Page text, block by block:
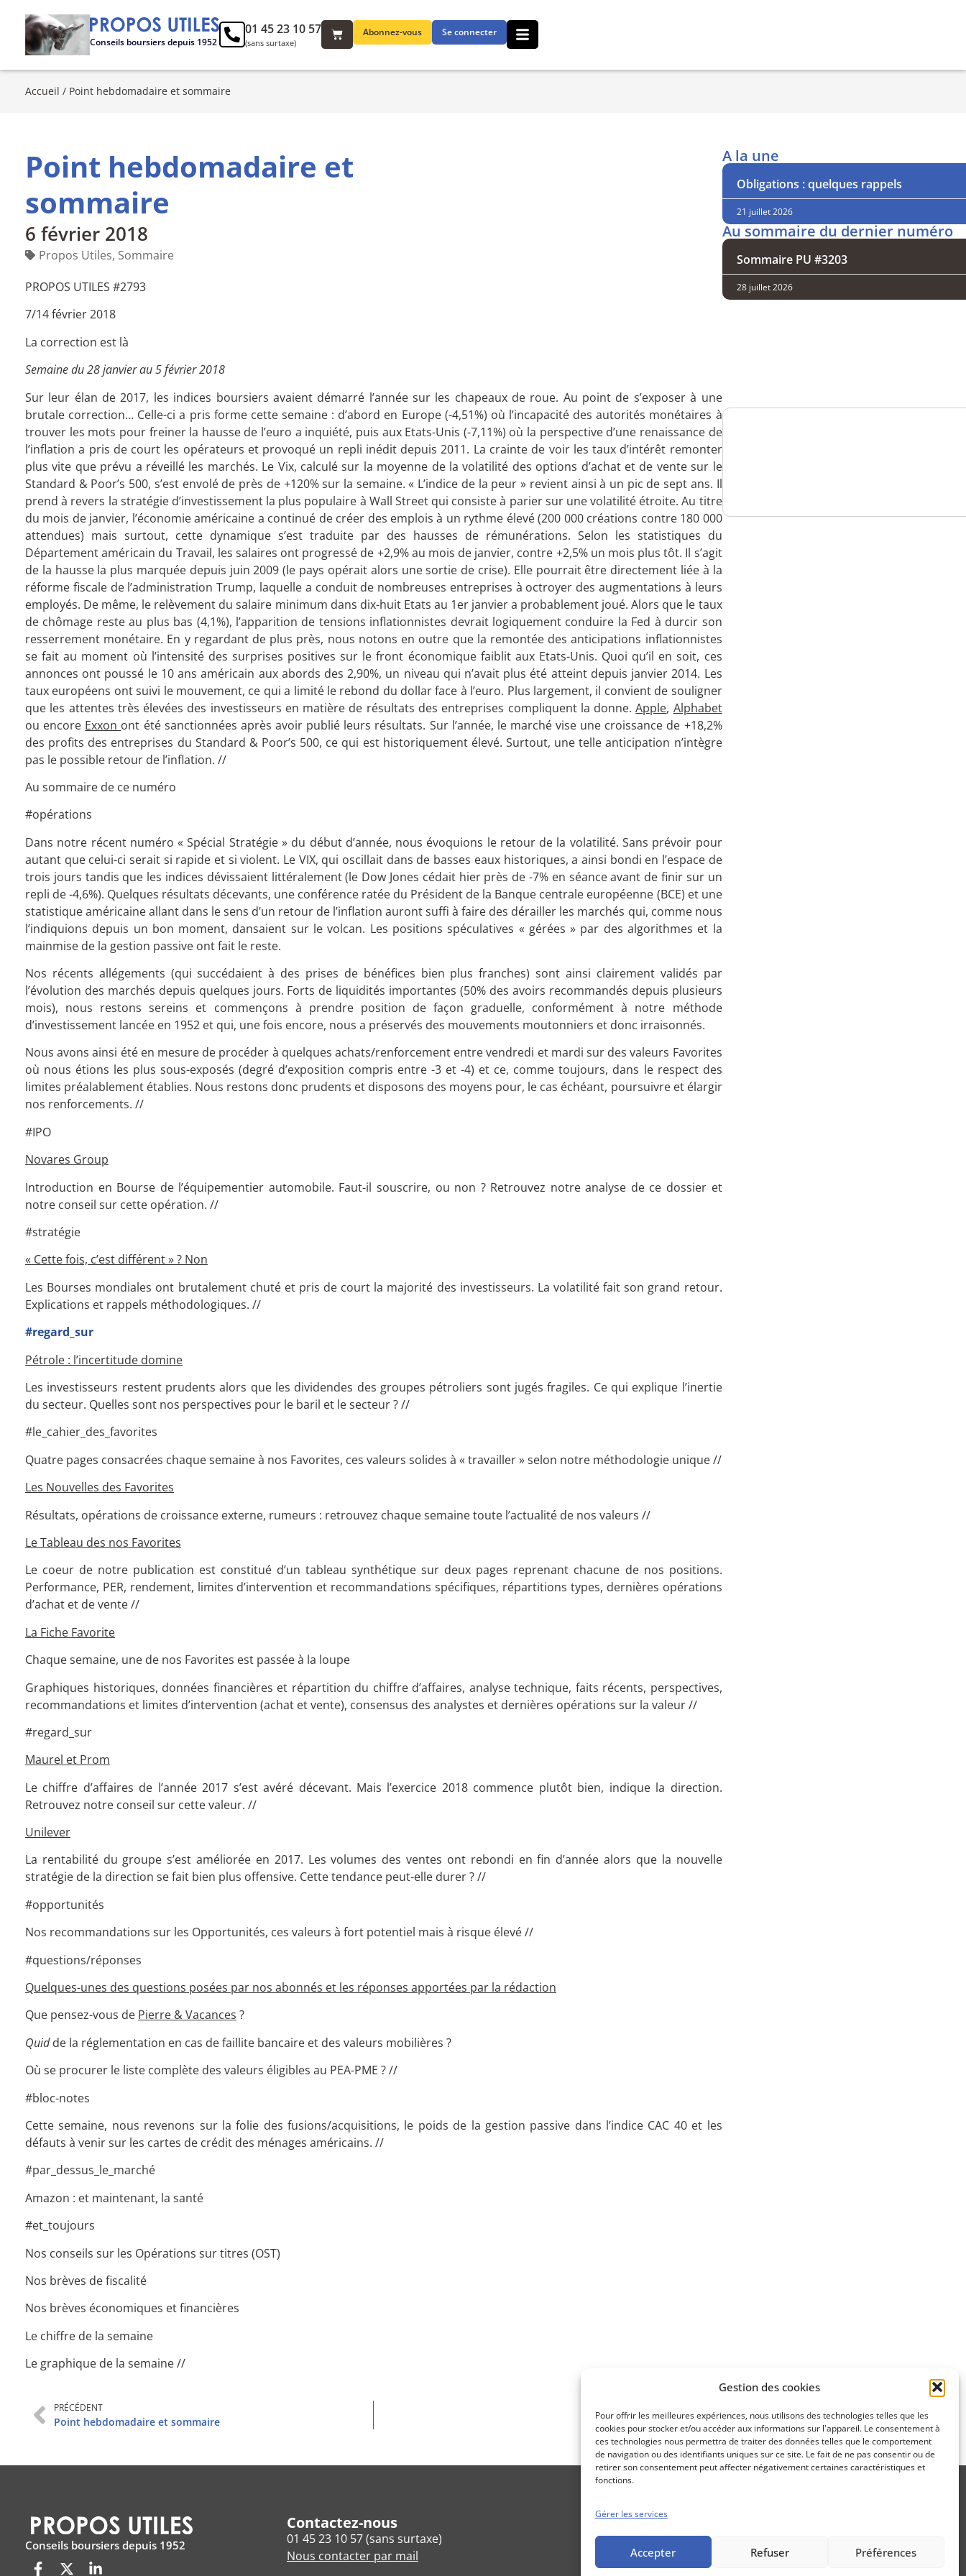
Gestion des cookies
Pour offrir les meilleures expériences, nous utilisons des technologies telles que les
cookies pour stocker et/ou accéder aux informations sur l'appareil. Le consentement à
ces technologies nous permettra de traiter des données telles que le comportement
de navigation ou des identifiants uniques sur ce site. Le fait de ne pas consentir ou de
retirer son consentement peut affecter négativement certaines caractéristiques et
fonctions.
Gérer les services
Accepter Refuser Préférences
Conseils boursiers depuis 1952
Abonnez-vous Se connecter
01 45 23 10 57
(sans surtaxe)
Accueil / Point hebdomadaire et sommaire
Point hebdomadaire et
sommaire
6 février 2018
Propos Utiles, Sommaire
PROPOS UTILES #2793
7/14 février 2018
La correction est là
Semaine du 28 janvier au 5 février 2018
Sur leur élan de 2017, les indices boursiers avaient démarré l’année sur les chapeaux de roue. Au point de s’exposer à une
brutale correction… Celle-ci a pris forme cette semaine : d’abord en Europe (-4,51%) où l’incapacité des autorités monétaires à
trouver les mots pour freiner la hausse de l’euro a inquiété, puis aux Etats-Unis (-7,11%) où la perspective d’une renaissance de
l’inflation a pris de court les opérateurs et provoqué un repli inédit depuis 2011. La crainte de voir les taux d’intérêt remonter
plus vite que prévu a réveillé les marchés. Le Vix, calculé sur la moyenne de la volatilité des options d’achat et de vente sur le
Standard & Poor’s 500, s’est envolé de près de +120% sur la semaine. « L’indice de la peur » revient ainsi à un pic de sept ans. Il
prend à revers la stratégie d’investissement la plus populaire à Wall Street qui consiste à parier sur une volatilité étroite. Au titre
du mois de janvier, l’économie américaine a continué de créer des emplois à un rythme élevé (200 000 créations contre 180 000
attendues) mais surtout, cette dynamique s’est traduite par des hausses de rémunérations. Selon les statistiques du
Département américain du Travail, les salaires ont progressé de +2,9% au mois de janvier, contre +2,5% un mois plus tôt. Il s’agit
de la hausse la plus marquée depuis juin 2009 (le pays opérait alors une sortie de crise). Elle pourrait être directement liée à la
réforme fiscale de l’administration Trump, laquelle a conduit de nombreuses entreprises à octroyer des augmentations à leurs
employés. De même, le relèvement du salaire minimum dans dix-huit Etats au 1er janvier a probablement joué. Alors que le taux
de chômage reste au plus bas (4,1%), l’apparition de tensions inflationnistes devrait logiquement conduire la Fed à durcir son
resserrement monétaire. En y regardant de plus près, nous notons en outre que la remontée des anticipations inflationnistes
se fait au moment où l’intensité des surprises positives sur le front économique faiblit aux Etats-Unis. Quoi qu’il en soit, ces
annonces ont poussé le 10 ans américain aux abords des 2,90%, un niveau qui n’avait plus été atteint depuis janvier 2014. Les
taux européens ont suivi le mouvement, ce qui a limité le rebond du dollar face à l’euro. Plus largement, il convient de souligner
que les attentes très élevées des investisseurs en matière de résultats des entreprises compliquent la donne.Apple, Alphabet
ou encore Exxon ont été sanctionnées après avoir publié leurs résultats. Sur l’année, le marché vise une croissance de +18,2%
des profits des entreprises du Standard & Poor’s 500, ce qui est historiquement élevé. Surtout, une telle anticipation n’intègre
pas le possible retour de l’inflation. //
Au sommaire de ce numéro
#opérations
Dans notre récent numéro « Spécial Stratégie » du début d’année, nous évoquions le retour de la volatilité. Sans prévoir pour
autant que celui-ci serait si rapide et si violent. Le VIX, qui oscillait dans de basses eaux historiques, a ainsi bondi en l’espace de
trois jours tandis que les indices dévissaient littéralement (le Dow Jones cédait hier près de -7% en séance avant de finir sur un
repli de -4,6%). Quelques résultats décevants, une conférence ratée du Président de la Banque centrale européenne (BCE) et une
statistique américaine allant dans le sens d’un retour de l’inflation auront suffi à faire des dérailler les marchés qui, comme nous
l’indiquions depuis un bon moment, dansaient sur le volcan. Les positions spéculatives « gérées » par des algorithmes et la
mainmise de la gestion passive ont fait le reste.
Nos récents allégements (qui succédaient à des prises de bénéfices bien plus franches) sont ainsi clairement validés par
l’évolution des marchés depuis quelques jours. Forts de liquidités importantes (50% des avoirs recommandés depuis plusieurs
mois), nous restons sereins et commençons à prendre position de façon graduelle, conformément à notre méthode
d’investissement lancée en 1952 et qui, une fois encore, nous a préservés des mouvements moutonniers et donc irraisonnés.
Nous avons ainsi été en mesure de procéder à quelques achats/renforcement entre vendredi et mardi sur des valeurs Favorites
où nous étions les plus sous-exposés (degré d’exposition compris entre -3 et -4) et ce, comme toujours, dans le respect des
limites préalablement établies. Nous restons donc prudents et disposons des moyens pour, le cas échéant, poursuivre et élargir
nos renforcements. //
#IPO
Novares Group
Introduction en Bourse de l’équipementier automobile. Faut-il souscrire, ou non ? Retrouvez notre analyse de ce dossier et
notre conseil sur cette opération. //
#stratégie
« Cette fois, c’est différent » ? Non
Les Bourses mondiales ont brutalement chuté et pris de court la majorité des investisseurs. La volatilité fait son grand retour.
Explications et rappels méthodologiques. //
#regard_sur
Pétrole : l’incertitude domine
Les investisseurs restent prudents alors que les dividendes des groupes pétroliers sont jugés fragiles. Ce qui explique l’inertie
du secteur. Quelles sont nos perspectives pour le baril et le secteur ? //
#le_cahier_des_favorites
Quatre pages consacrées chaque semaine à nos Favorites, ces valeurs solides à « travailler » selon notre méthodologie unique //
Les Nouvelles des Favorites
Résultats, opérations de croissance externe, rumeurs : retrouvez chaque semaine toute l’actualité de nos valeurs //
Le Tableau des nos Favorites
Le coeur de notre publication est constitué d’un tableau synthétique sur deux pages reprenant chacune de nos positions.
Performance, PER, rendement, limites d’intervention et recommandations spécifiques, répartitions types, dernières opérations
d’achat et de vente //
La Fiche Favorite
Chaque semaine, une de nos Favorites est passée à la loupe
Graphiques historiques, données financières et répartition du chiffre d’affaires, analyse technique, faits récents, perspectives,
recommandations et limites d’intervention (achat et vente), consensus des analystes et dernières opérations sur la valeur //
#regard_sur
Maurel et Prom
Le chiffre d’affaires de l’année 2017 s’est avéré décevant. Mais l’exercice 2018 commence plutôt bien, indique la direction.
Retrouvez notre conseil sur cette valeur. //
Unilever
La rentabilité du groupe s’est améliorée en 2017. Les volumes des ventes ont rebondi en fin d’année alors que la nouvelle
stratégie de la direction se fait bien plus offensive. Cette tendance peut-elle durer ? //
#opportunités
Nos recommandations sur les Opportunités, ces valeurs à fort potentiel mais à risque élevé //
#questions/réponses
Quelques-unes des questions posées par nos abonnés et les réponses apportées par la rédaction
Que pensez-vous de Pierre & Vacances ?
Quidde la réglementation en cas de faillite bancaire et des valeurs mobilières ?
Où se procurer le liste complète des valeurs éligibles au PEA-PME ? //
#bloc-notes
Cette semaine, nous revenons sur la folie des fusions/acquisitions, le poids de la gestion passive dans l’indice CAC 40 et les
défauts à venir sur les cartes de crédit des ménages américains. //
#par_dessus_le_marché
Amazon : et maintenant, la santé
#et_toujours
Nos conseils sur les Opérations sur titres (OST)
Nos brèves de fiscalité
Nos brèves économiques et financières
Le chiffre de la semaine
Le graphique de la semaine //
PRÉCÉDENT
Point hebdomadaire et sommaire NOVARES
A la une
Obligations : quelques rappels
21 juillet 2026
Au sommaire du dernier numéro
Sommaire PU #3203
28 juillet 2026
Conseils boursiers depuis 1952
Contactez-nous
01 45 23 10 57 (sans surtaxe)
Nous contacter par mail
Propos Utiles est une publication
des Editions Marigny